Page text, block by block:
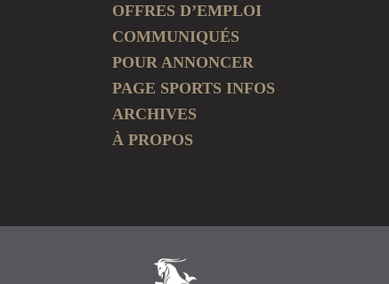
OFFRES D’EMPLOI
COMMUNIQUÉS
POUR ANNONCER
PAGE SPORTS INFOS
ARCHIVES
À PROPOS